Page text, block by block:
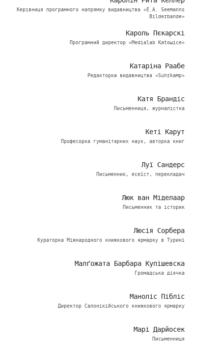
Керівниця програмного напрямку видавництва «E.A. Seemanns
Bilderbande»
Кароль Пєкарскі
Програмний директор «Medialab Katowice»
Катаріна Раабе
Редакторка видавництва «Suhrkamp»
Катя Брандіс
Письменниця, журналістка
Кеті Карут
Професорка гуманітарних наук, авторка книг
Луї Сандерс
Письменник, есеїст, перекладач
Люк ван Міделаар
Письменник та історик
Люсія Сорбера
Кураторка Міжнародного книжкового ярмарку в Турині
Малґожата Барбара Купішевска
Громадська діячка
Маноліс Пібліс
Директор Салонікійського книжкового ярмарку
Марі Дарйосек
Письменниця